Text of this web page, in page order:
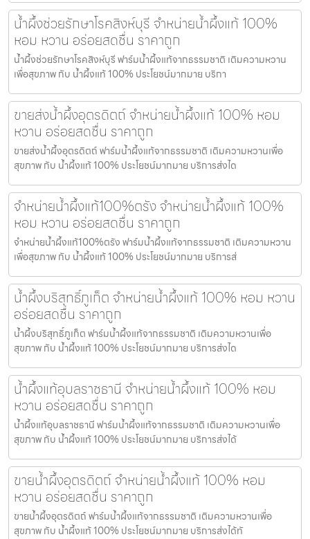
น้ำผึ้งช่วยรักษาโรคสิงห์บุรี จำหน่ายน้ำผึ้งแท้ 100%
หอม หวาน อร่อยสดชื่น ราคาถูก
น้ำผึ้งช่วยรักษาโรคสิงห์บุรี ฟาร์มน้ำผึ้งแท้จากธรรมชาติ เติมความหวาน
เพื่อสุขภาพ กับ น้ำผึ้งแท้ 100% ประโยชน์มากมาย บริกา
ขายส่งน้ำผึ้งอุตรดิตถ์ จำหน่ายน้ำผึ้งแท้ 100% หอม
หวาน อร่อยสดชื่น ราคาถูก
ขายส่งน้ำผึ้งอุตรดิตถ์ ฟาร์มน้ำผึ้งแท้จากธรรมชาติ เติมความหวานเพื่อ
สุขภาพ กับ น้ำผึ้งแท้ 100% ประโยชน์มากมาย บริการส่งได
จำหน่ายน้ำผึ้งแท้100%ตรัง จำหน่ายน้ำผึ้งแท้ 100%
หอม หวาน อร่อยสดชื่น ราคาถูก
จำหน่ายน้ำผึ้งแท้100%ตรัง ฟาร์มน้ำผึ้งแท้จากธรรมชาติ เติมความหวาน
เพื่อสุขภาพ กับ น้ำผึ้งแท้ 100% ประโยชน์มากมาย บริการส่
น้ำผึ้งบริสุทธิ์ภูเก็ต จำหน่ายน้ำผึ้งแท้ 100% หอม หวาน
อร่อยสดชื่น ราคาถูก
น้ำผึ้งบริสุทธิ์ภูเก็ต ฟาร์มน้ำผึ้งแท้จากธรรมชาติ เติมความหวานเพื่อ
สุขภาพ กับ น้ำผึ้งแท้ 100% ประโยชน์มากมาย บริการส่งได
น้ำผึ้งแท้อุบลราชธานี จำหน่ายน้ำผึ้งแท้ 100% หอม
หวาน อร่อยสดชื่น ราคาถูก
น้ำผึ้งแท้อุบลราชธานี ฟาร์มน้ำผึ้งแท้จากธรรมชาติ เติมความหวานเพื่อ
สุขภาพ กับ น้ำผึ้งแท้ 100% ประโยชน์มากมาย บริการส่งได้
ขายน้ำผึ้งอุตรดิตถ์ จำหน่ายน้ำผึ้งแท้ 100% หอม
หวาน อร่อยสดชื่น ราคาถูก
ขายน้ำผึ้งอุตรดิตถ์ ฟาร์มน้ำผึ้งแท้จากธรรมชาติ เติมความหวานเพื่อ
สุขภาพ กับ น้ำผึ้งแท้ 100% ประโยชน์มากมาย บริการส่งได้ทั